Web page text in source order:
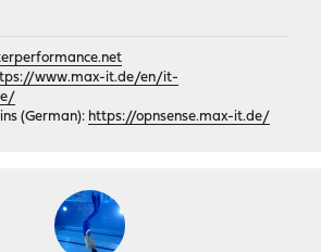
www.max-it.de/en/it-
(German): https://opnsense.max-it.de/